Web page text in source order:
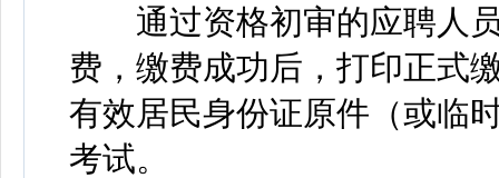
通过资格初审的应聘人员
费，缴费成功后，打印正式
有效居民身份证原件（或临
考试。